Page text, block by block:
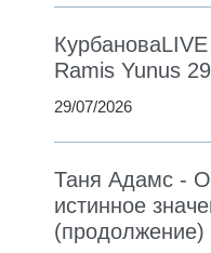
Ramis Yunus
29/07/2026
Таня Адамс -
истинное
(продолжение)